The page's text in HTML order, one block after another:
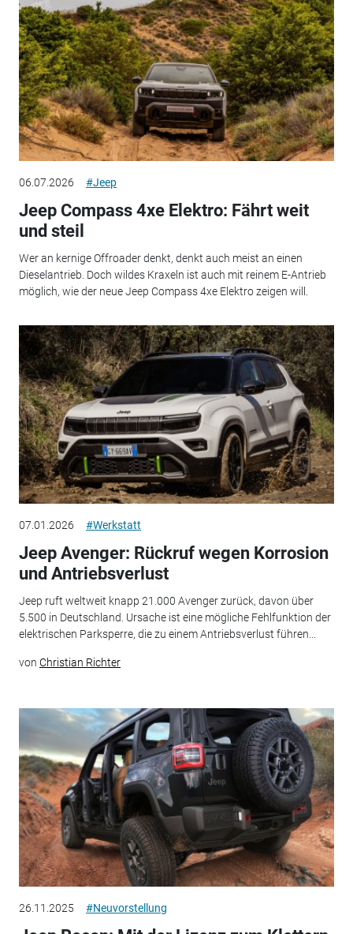
06.07.2026 #Jeep
Jeep Compass 4xe Elektro: Fährt weit
und steil
Wer an kernige Offroader denkt, denkt auch meist an einen
Dieselantrieb. Doch wildes Kraxeln ist auch mit reinem E-Antrieb
möglich, wie der neue Jeep Compass 4xe Elektro zeigen will.
07.01.2026 #Werkstatt
Jeep Avenger: Rückruf wegen Korrosion
und Antriebsverlust
Jeep ruft weltweit knapp 21.000 Avenger zurück, davon über
5.500 in Deutschland. Ursache ist eine mögliche Fehlfunktion der
elektrischen Parksperre, die zu einem Antriebsverlust führen...
von Christian Richter
26.11.2025 #Neuvorstellung